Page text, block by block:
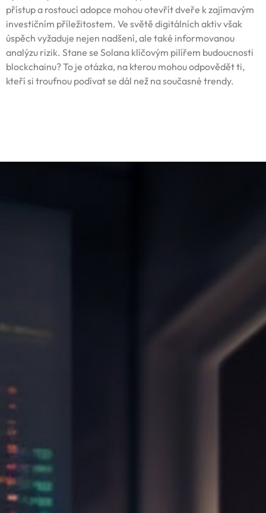
přístup a rostoucí adopce mohou otevřít dveře k zajímavým
investičním příležitostem. Ve světě digitálních aktiv však
úspěch vyžaduje nejen nadšení, ale také informovanou
analýzu rizik. Stane se Solana klíčovým pilířem budoucnosti
blockchainu? To je otázka, na kterou mohou odpovědět ti,
kteří si troufnou podívat se dál než na současné trendy.